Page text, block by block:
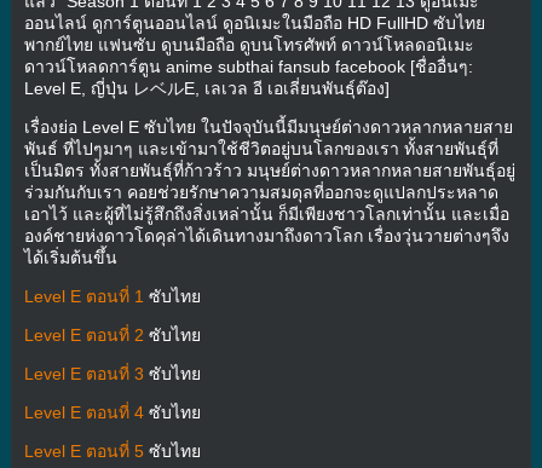
ออนไลน์ ดูการ์ตูนออนไลน์ ดูอนิเมะในมือถือ HD FullHD ซับไทย
พากย์ไทย แฟนซับ ดูบนมือถือ ดูบนโทรศัพท์ ดาวน์โหลดอนิเมะ
ดาวน์โหลดการ์ตูน anime subthai fansub facebook [ชื่ออื่นๆ:
Level E, ญี่ปุ่น レベルE, เลเวล อี เอเลี่ยนพันธุ์ต๊อง]
เรื่องย่อ Level E ซับไทย ในปัจจุบันนี้มีมนุษย์ต่างดาวหลากหลายสาย
พันธ์ ที่ไปๆมาๆ และเข้ามาใช้ชีวิตอยู่บนโลกของเรา ทั้งสายพันธุ์ที่
เป็นมิตร ทั้งสายพันธุ์ที่ก้าวร้าว มนุษย์ต่างดาวหลากหลายสายพันธุ์อยู่
ร่วมกันกับเรา คอยช่วยรักษาความสมดุลที่ออกจะดูแปลกประหลาด
เอาไว้ และผู้ที่ไม่รู้สึกถึงสิ่งเหล่านั้น ก็มีเพียงชาวโลกเท่านั้น และเมื่อ
องค์ชายห่งดาวโดคุล่าได้เดินทางมาถึงดาวโลก เรื่องวุ่นวายต่างๆจึง
ได้เริ่มต้นขึ้น
Level E ตอนที่ 1 ซับไทย
Level E ตอนที่ 2 ซับไทย
Level E ตอนที่ 3 ซับไทย
Level E ตอนที่ 4ซับไทย
Level E ตอนที่ 5ซับไทย